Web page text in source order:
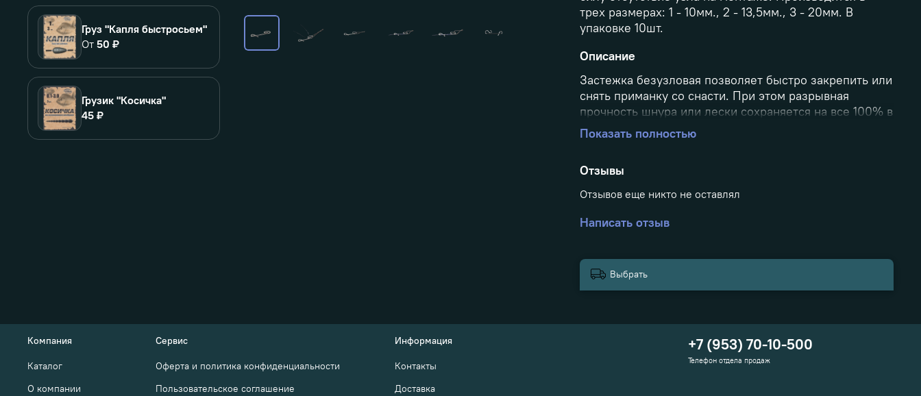
трех размерах: 1 - 10мм., 2 - 13,5мм., 3 - 20мм. В
упаковке 10шт.
Описание
Застежка безузловая позволяет быстро закрепить или
снять приманку со снасти. При этом разрывная
прочность шнура или лески сохраняется на все 100% в
силу отсутствие узла на монтаже. Производится в
трех размерах: 1 - 10мм., 2 - 13,5мм., 3 - 20мм. В
Показать полностью
Отзывы
Отзывов еще никто не оставлял
Написать отзыв
Выбрать
Груз "Капля быстросьем"
От 50 ₽
Грузик "Косичка"
45 ₽
Компания
Каталог
О компании
Сервис
Оферта и политика конфиденциальности
Пользовательское соглашение
Информация
Контакты
Доставка
+7 (953) 70-10-500
Телефон отдела продаж